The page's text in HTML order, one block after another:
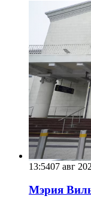
13:5407 авг
Мэрия